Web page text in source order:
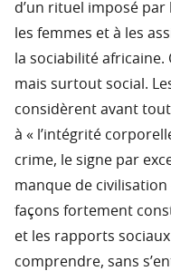
d’un rituel imposé
les femmes et à les
la sociabilité africaine.
mais surtout social.
considèrent avant
à « l’intégrité
crime, le signe par
manque de civilisation
façons fortement
et les rapports
comprendre, sans